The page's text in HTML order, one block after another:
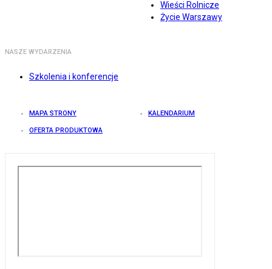
Wieści Rolnicze
Życie Warszawy
NASZE WYDARZENIA
Szkolenia i konferencje
MAPA STRONY KALENDARIUM
OFERTA PRODUKTOWA